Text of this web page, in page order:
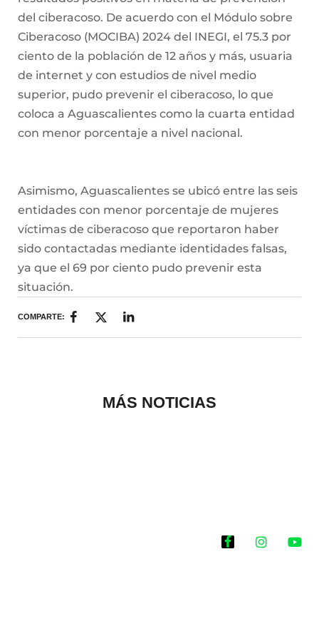
del ciberacoso. De acuerdo con el Módulo sobre
Ciberacoso (MOCIBA) 2024 del INEGI, el 75.3 por
ciento de la población de 12 años y más, usuaria
de internet y con estudios de nivel medio
superior, pudo prevenir el ciberacoso, lo que
coloca a Aguascalientes como la cuarta entidad
con menor porcentaje a nivel nacional.
Asimismo, Aguascalientes se ubicó entre las seis
entidades con menor porcentaje de mujeres
víctimas de ciberacoso que reportaron haber
sido contactadas mediante identidades falsas,
ya que el 69 por ciento pudo prevenir esta
situación.
COMPARTE:
MÁS NOTICIAS